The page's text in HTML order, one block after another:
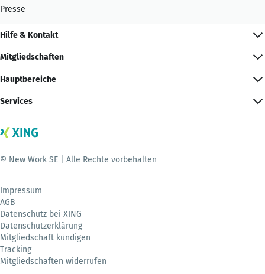
Presse
Hilfe & Kontakt
Mitgliedschaften
Hauptbereiche
Services
© New Work SE | Alle Rechte vorbehalten
Impressum
AGB
Datenschutz bei XING
Datenschutzerklärung
Mitgliedschaft kündigen
Tracking
Mitgliedschaften widerrufen